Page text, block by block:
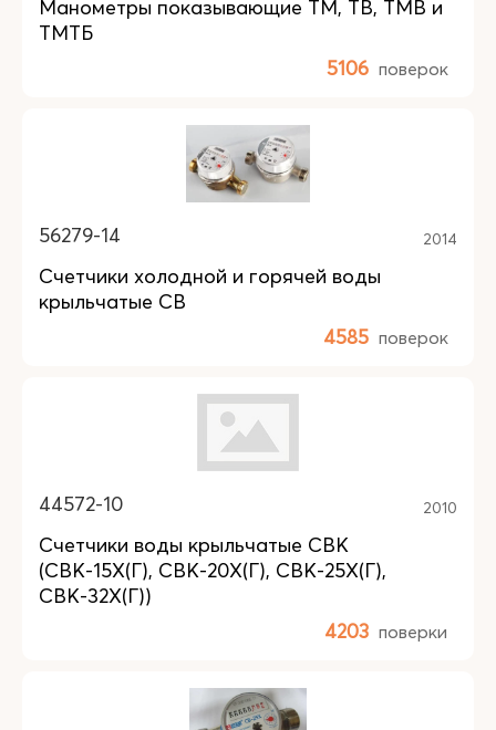
Манометры показывающие ТМ, ТВ, ТМВ и
ТМТБ
5106 поверок
56279-14 2014
Счетчики холодной и горячей воды
крыльчатые СВ
4585 поверок
44572-10 2010
Счетчики воды крыльчатые СВК
(СВК-15Х(Г), СВК-20Х(Г), СВК-25Х(Г),
СВК-32Х(Г))
4203 поверки